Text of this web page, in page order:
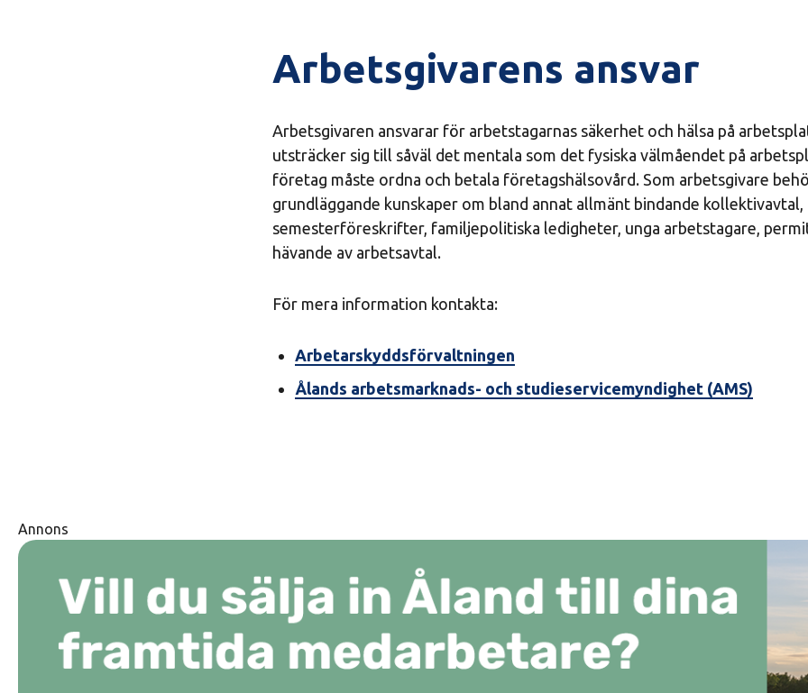
Arbetsgivarens ansvar
Arbetsgivaren ansvarar för arbetstagarnas säkerhet och hälsa på
utsträcker sig till såväl det mentala som det fysiska välmåendet på
företag måste ordna och betala företagshälsovård. Som arbetsgivare
grundläggande kunskaper om bland annat allmänt bindande kollektivavtal,
semesterföreskrifter, familjepolitiska ledigheter, unga arbetstagare,
hävande av arbetsavtal.
För mera information kontakta:
Arbetarskyddsförvaltningen
Ålands arbetsmarknads- och studieservicemyndighet (AMS)
Annons